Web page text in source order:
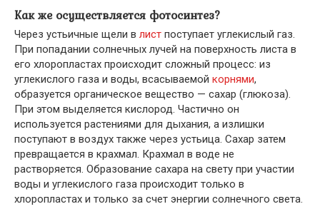
Как же осуществляется фотосинтез?
Через устьичные щели в лист поступает углекислый газ.
При попадании солнечных лучей на поверхность листа в
его хлоропластах происходит сложный процесс: из
углекислого газа и воды, всасываемой корнями,
образуется органическое вещество — сахар (глюкоза).
При этом выделяется кислород. Частично он
используется растениями для дыхания, а излишки
поступают в воздух также через устьица. Сахар затем
превращается в крахмал. Крахмал в воде не
растворяется. Образование сахара на свету при участии
воды и углекислого газа происходит только в
хлоропластах и только за счет энергии солнечного света.